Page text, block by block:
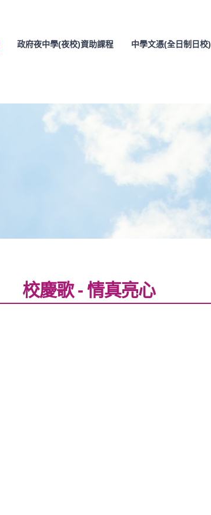
政府夜中學(夜校)資助課程 中學文憑(全日制日校)
校慶歌 - 情真亮心